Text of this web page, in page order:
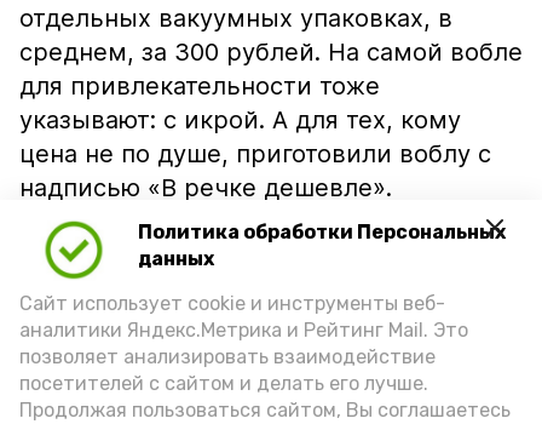
Политика обработки Персональных
данных
Сайт использует cookie и инструменты веб-
аналитики Яндекс.Метрика и Рейтинг Mail. Это
позволяет анализировать взаимодействие
посетителей с сайтом и делать его лучше.
Продолжая пользоваться сайтом, Вы соглашаетесь
отдельных вакуумных упаковках, в
среднем, за 300 рублей. На самой вобле
для привлекательности тоже
указывают: с икрой. А для тех, кому
цена не по душе, приготовили воблу с
надписью «В речке дешевле».